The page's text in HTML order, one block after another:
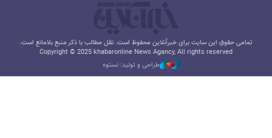
تمامی حقوق این سایت برای خبرآنلاین محفوظ است. نقل مطالب با ذکر منبع بلامانع است.
Copyright © 2025 khabaronline News Agancy, All rights reserved
طراحی و تولید: نستوه